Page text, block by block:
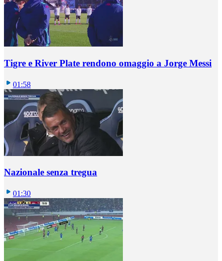
Tigre e River Plate rendono omaggio a Jorge Messi
01:58
Nazionale senza tregua
01:30